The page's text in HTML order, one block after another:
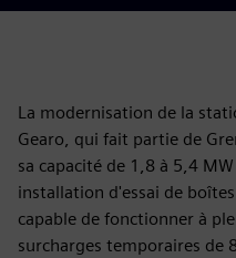
La modernisation de la
Gearo, qui fait partie de
sa capacité de 1,8 à 5,4
installation d'essai de
capable de fonctionner à
surcharges temporaires de